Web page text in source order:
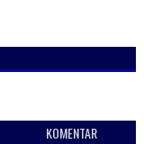
KOMENTAR